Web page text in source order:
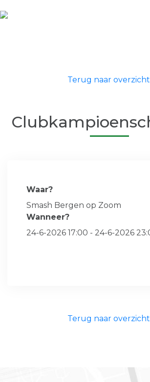
Terug naar overzicht
Waar?
Smash Bergen op Zoom
Wanneer?
24-6-2026 17:00 - 24-6-2026
Terug naar overzicht